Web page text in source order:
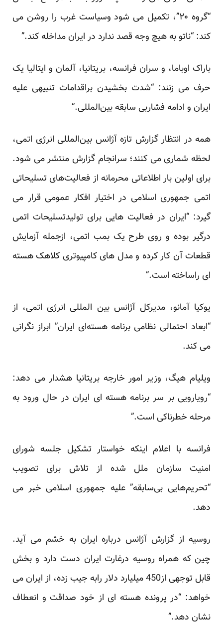
“گروه ۲۰”، تکمیل می شود وسیاست غرب را روشن می
کند: “ناتو به هیچ وجه قصد ندارد در ایران مداخله کند.”
باراک اوباما، و سران فرانسه، بریتانیا، آلمان و ایتالیا یک
حرف می زنند: “شدت بخشیدن براقدامات تنبیهی علیه
ایران و ادامه فشاربی سابقه بین‌المللی.”
همه در انتظار گزارش تازه آژانس بین‌المللی انرژی اتمی،
لحظه شماری می کنند؛ سرانجام گزارش منتشر می شود.
برای اولین بار اطلاعاتی محرمانه از فعالیت‌های تسلیحاتی
اتمی جمهوری اسلامی در اختیار افکار عمومی قرار می
گیرد: “ایران در فعالیت هایی برای تولیدتسلیحات اتمی
درگیر بوده و روی طرح یک بمب اتمی، ازجمله آزمایش
قطعات آن کار کرده و مدل های کامپیوتری کلاهک هسته
ای راساخته است.”
یوکیا آمانو، مدیرکل آژانس بین المللی انرژی اتمی، از
“ابعاد احتمالی نظامی برنامه هسته‌ای ایران” ابراز نگرانی
می کند.
ویلیام هیگ، وزیر امور خارجه بریتانیا هشدار می دهد:
“رویارویی بر سر برنامه هسته ای ایران در حال ورود به
مرحله خطرناکی است.”
فرانسه با اعلام اینکه خواستار تشکیل جلسه شورای
امنیت سازمان ملل شده از تلاش برای تصویب
“تحریم‌هایی بی‌سابقه” علیه جمهوری اسلامی خبر می
دهد.
روسیه از گزارش آژانس درباره ایران به خشم می آید.
چین که همراه روسیه درغارت ایران دست دارد و بخش
قابل توجهی از450 میلیارد دلار رابه جیب زده، از ایران می
خواهد: “در پرونده هسته ای از خود صداقت و انعطاف
نشان دهد.”